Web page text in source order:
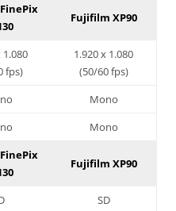
Fujifilm XP90
1.080
fps)
1.920 x 1.080
(50/60 fps)
Mono
Mono
Fujifilm XP90
SD